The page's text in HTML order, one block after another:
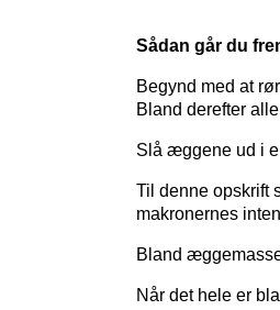
Sådan går du
Begynd med at
Bland derefter
Slå æggene ud i
Til denne opskrift
makronernes
Bland
Når det hele er